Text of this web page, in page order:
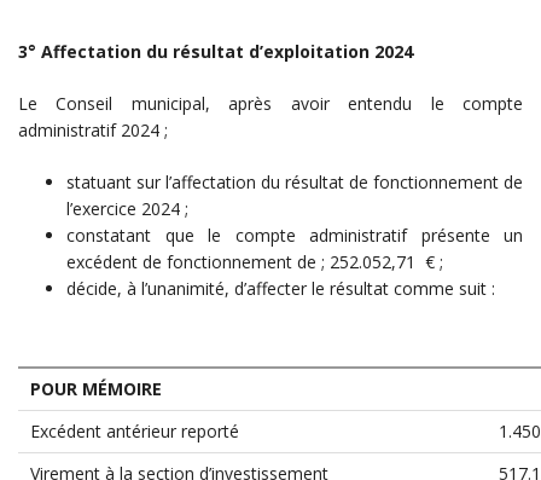
3° Affectation du résultat d’exploitation 2024
Le Conseil municipal, après avoir entendu le compte
administratif 2024 ;
statuant sur l’affectation du résultat de fonctionnement de
l’exercice 2024 ;
constatant que le compte administratif présente un
excédent de fonctionnement de ; 252.052,71 € ;
décide, à l’unanimité, d’affecter le résultat comme suit :
POUR MÉMOIRE
Excédent antérieur reporté
Virement à la section d’investissement